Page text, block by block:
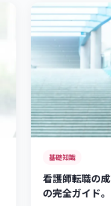
基礎知識
看護師転職の
の完全ガイド。